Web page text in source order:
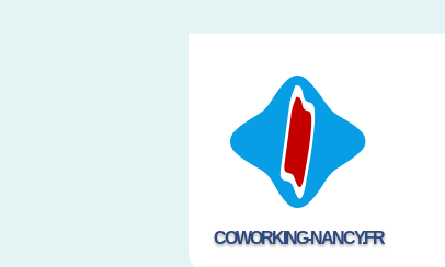
COWORKING-NANCY.FR